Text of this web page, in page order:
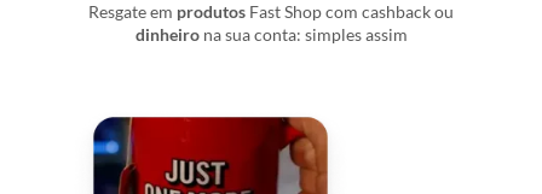
Resgate em produtos Fast Shop com cashback ou
dinheirona sua conta: simples assim